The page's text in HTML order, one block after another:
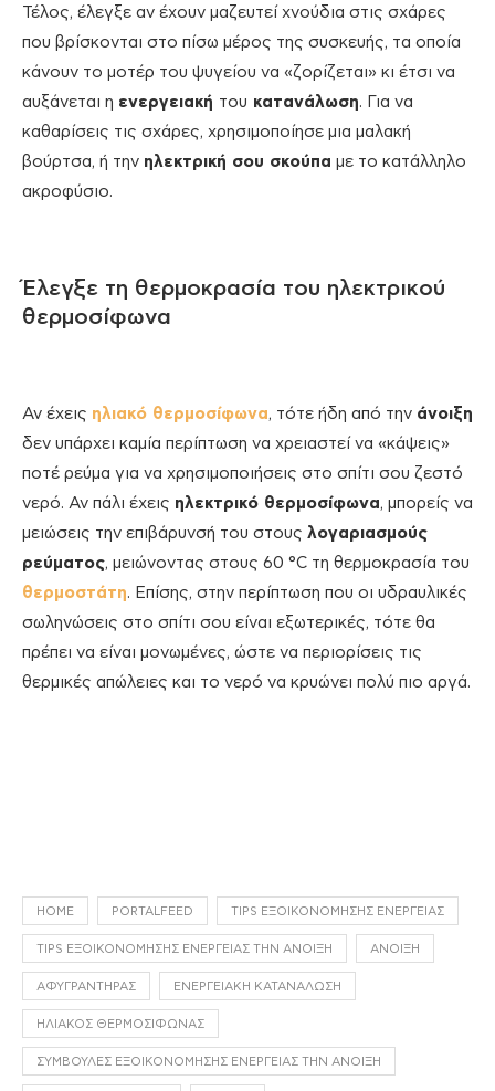
Τέλος, έλεγξε αν έχουν μαζευτεί χνούδια στις σχάρες
που βρίσκονται στο πίσω μέρος της συσκευής, τα οποία
κάνουν το μοτέρ του ψυγείου να «ζορίζεται» κι έτσι να
αυξάνεται η ενεργειακή του κατανάλωση. Για να
καθαρίσεις τις σχάρες, χρησιμοποίησε μια μαλακή
βούρτσα, ή την ηλεκτρική σου σκούπα με το κατάλληλο
ακροφύσιο.
Έλεγξε τη θερμοκρασία του ηλεκτρικού
θερμοσίφωνα
Αν έχεις ηλιακό θερμοσίφωνα, τότε ήδη από την άνοιξη
δεν υπάρχει καμία περίπτωση να χρειαστεί να «κάψεις»
ποτέ ρεύμα για να χρησιμοποιήσεις στο σπίτι σου ζεστό
νερό. Αν πάλι έχεις ηλεκτρικό θερμοσίφωνα, μπορείς να
μειώσεις την επιβάρυνσή του στους λογαριασμούς
ρεύματος, μειώνοντας στους 60 °C τη θερμοκρασία του
θερμοστάτη. Επίσης, στην περίπτωση που οι υδραυλικές
σωληνώσεις στο σπίτι σου είναι εξωτερικές, τότε θα
πρέπει να είναι μονωμένες, ώστε να περιορίσεις τις
θερμικές απώλειες και το νερό να κρυώνει πολύ πιο αργά.
HOME PORTALFEED TIPS ΕΞΟΙΚΟΝΌΜΗΣΗΣ ΕΝΈΡΓΕΙΑΣ
TIPS ΕΞΟΙΚΟΝΌΜΗΣΗΣ ΕΝΈΡΓΕΙΑΣ ΤΗΝ ΆΝΟΙΞΗ ΆΝΟΙΞΗ
ΑΦΥΓΡΑΝΤΉΡΑΣ ΕΝΕΡΓΕΙΑΚΉ ΚΑΤΑΝΆΛΩΣΗ
ΗΛΙΑΚΌΣ ΘΕΡΜΟΣΊΦΩΝΑΣ
ΣΥΜΒΟΥΛΈΣ ΕΞΟΙΚΟΝΌΜΗΣΗΣ ΕΝΈΡΓΕΙΑΣ ΤΗΝ ΆΝΟΙΞΗ